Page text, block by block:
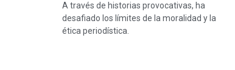
A través de historias provocativas, ha
desafiado los límites de la moralidad y la
ética periodística.